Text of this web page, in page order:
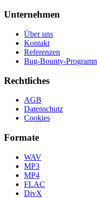
Unternehmen
Über uns
Kontakt
Referenzen
Bug-Bounty-
Rechtliches
AGB
Datenschutz
Cookies
Formate
WAV
MP3
MP4
FLAC
DivX